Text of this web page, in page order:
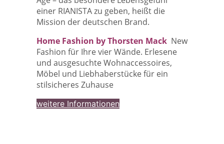
einer RIANISTA zu geben, heißt die
Mission der deutschen Brand.
Home Fashion by Thorsten Mack New
Fashion für Ihre vier Wände. Erlesene
und ausgesuchte Wohnaccessoires,
Möbel und Liebhaberstücke für ein
stilsicheres Zuhause
weitere Informationen